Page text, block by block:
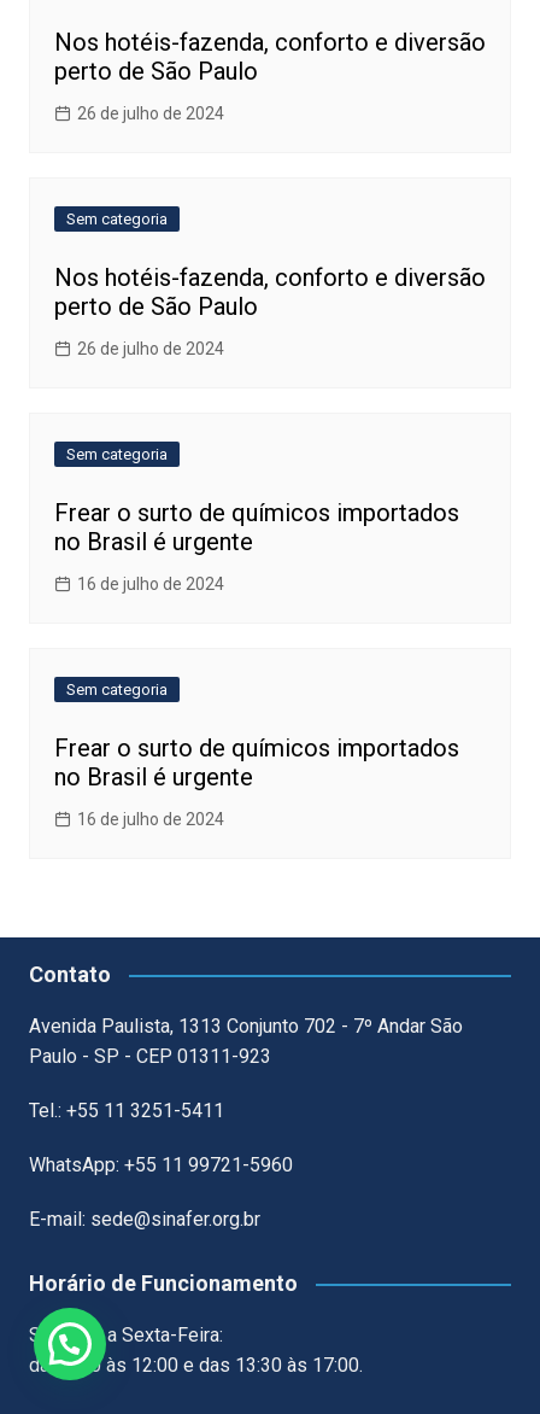
Nos hotéis-fazenda, conforto e diversão
perto de São Paulo
26 de julho de 2024
Sem categoria
Nos hotéis-fazenda, conforto e diversão
perto de São Paulo
26 de julho de 2024
Sem categoria
Frear o surto de químicos importados
no Brasil é urgente
16 de julho de 2024
Sem categoria
Frear o surto de químicos importados
no Brasil é urgente
16 de julho de 2024
Contato
Avenida Paulista, 1313 Conjunto 702 - 7º Andar São
Paulo - SP - CEP 01311-923
Tel.: +55 11 3251-5411
WhatsApp: +55 11 99721-5960
E-mail: sede@sinafer.org.br
Horário de Funcionamento
Segunda a Sexta-Feira:
das 8:30 às 12:00 e das 13:30 às 17:00.